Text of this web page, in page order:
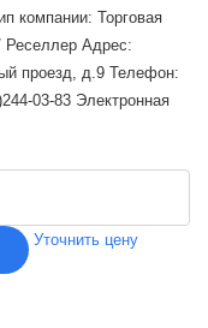
компании: Торговая
Реселлер Адрес:
проезд, д.9 Телефон:
03-83 Электронная
Уточнить цену